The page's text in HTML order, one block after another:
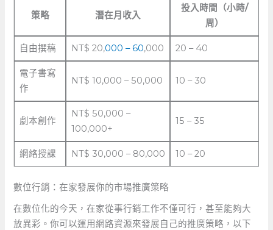
策略 潛在月收入
投入時間（小時/
周）
自由撰稿 NT$ 20,000 – 60,000 20 – 40
電子書寫
作
NT$ 10,000 – ⁣50,000 10 – 30
劇本創作
NT$ 50,000 –
‌100,000+
15 – 35
網絡授課 NT$‍ 30,000 – 80,000 10 – 20
數位行銷：在家發展你的市場推廣策略
在數位化的今天，在家從事行銷工作不僅可行，甚至能夠大
放異彩。你可以運用網路資源來發展自己的推廣策略，以下